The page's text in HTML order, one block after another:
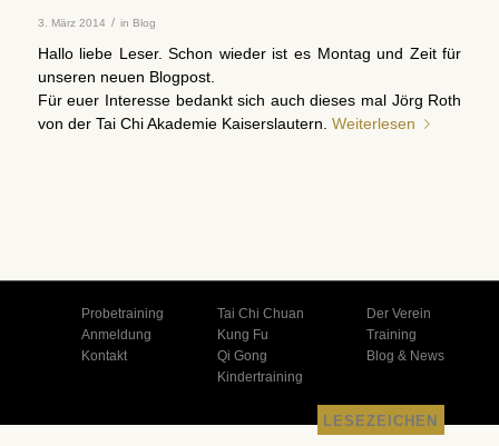
3. März 2014 / in Blog
Hallo liebe Leser. Schon wieder ist es Montag und Zeit für
unseren neuen Blogpost.
Für euer Interesse bedankt sich auch dieses mal Jörg Roth
von der Tai Chi Akademie Kaiserslautern. Weiterlesen
Probetraining
Anmeldung
Kontakt
Tai Chi Chuan
Kung Fu
Qi Gong
Kindertraining
Der Verein
Training
Blog & News
LESEZEICHEN